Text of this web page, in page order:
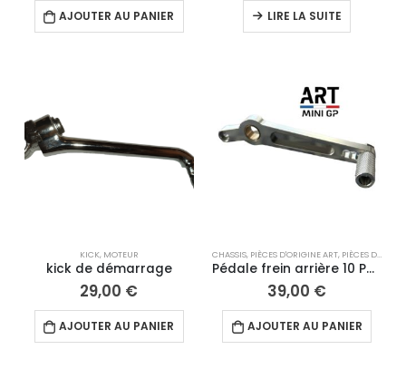
AJOUTER AU PANIER LIRE LA SUITE
KICK, MOTEUR
kick de démarrage
29,00 €
AJOUTER AU PANIER
CHASSIS, PIÈCES D'ORIGINE ART, PIÈCES DÉTACHÉES
Pédale frein arrière 10 Pouces
39,00 €
AJOUTER AU PANIER